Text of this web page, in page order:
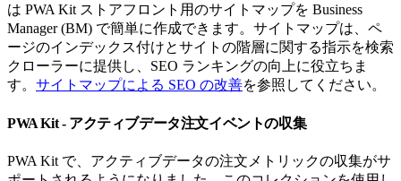
は PWA Kit ストアフロント用のサイトマップを Business
Manager (BM) で簡単に作成できます。サイトマップは、ペ
ージのインデックス付けとサイトの階層に関する指示を検索
クローラーに提供し、SEO ランキングの向上に役立ちま
す。 サイトマップによる SEO の改善を参照してください。
PWA Kit - アクティブデータ注文イベントの収集
PWA Kit で、アクティブデータの注文メトリックの収集がサ